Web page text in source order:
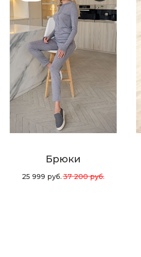
Брюки
25 999 руб. 37 200 руб.
Хотите быть в курсе всех новинок
и акций, подпишитесь на email рассылку
Ваш e-mail
Новинки, акции, подарки
и модный журнал — всё это
в нашем телеграмм канале:
MIR CASHMERE Official